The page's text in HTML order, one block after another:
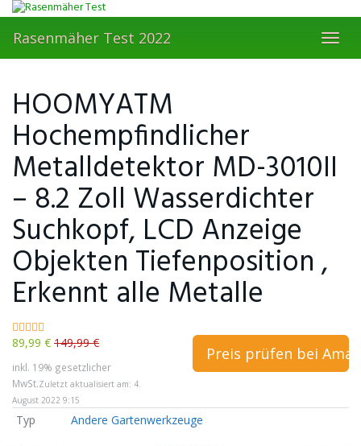
Skip
main
content
Rasenmäher Test 2022
HOOMYATM
Hochempfindlicher
Metalldetektor MD-3010II
– 8.2 Zoll Wasserdichter
Suchkopf, LCD Anzeige
Objekten Tiefenposition ,
Erkennt alle Metalle
89,99 € 149,99 €
inkl. 19% gesetzlicher
MwSt.Zuletzt aktualisiert am: 4.
August 2022 9:15
Preis prüfen bei
Typ Andere Gartenwerkzeuge